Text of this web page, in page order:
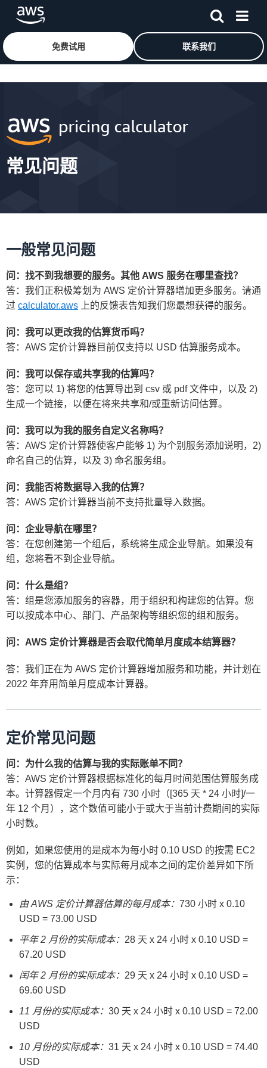
免费试用 联系我们
常见问题
一般常见问题
问：找不到我想要的服务。其他 AWS 服务在哪里查找？
答：我们正积极筹划为 AWS 定价计算器增加更多服务。请通
过 calculator.aws 上的反馈表告知我们您最想获得的服务。
问：我可以更改我的估算货币吗？
答：AWS 定价计算器目前仅支持以 USD 估算服务成本。
问：我可以保存或共享我的估算吗？
答：您可以 1) 将您的估算导出到 csv 或 pdf 文件中，以及 2)
生成一个链接，以便在将来共享和/或重新访问估算。
问：我可以为我的服务自定义名称吗？
答：AWS 定价计算器使客户能够 1) 为个别服务添加说明，2)
命名自己的估算，以及 3) 命名服务组。
问：我能否将数据导入我的估算？
答：AWS 定价计算器当前不支持批量导入数据。
问：企业导航在哪里？
答：在您创建第一个组后，系统将生成企业导航。如果没有
组，您将看不到企业导航。
问：什么是组？
答：组是您添加服务的容器，用于组织和构建您的估算。您
可以按成本中心、部门、产品架构等组织您的组和服务。
问：AWS 定价计算器是否会取代简单月度成本结算器？
答：我们正在为 AWS 定价计算器增加服务和功能，并计划在
2022 年弃用简单月度成本计算器。
定价常见问题
问：为什么我的估算与我的实际账单不同？
答：AWS 定价计算器根据标准化的每月时间范围估算服务成
本。计算器假定一个月内有 730 小时（[365 天 * 24 小时]/一
年 12 个月），这个数值可能小于或大于当前计费期间的实际
小时数。
例如，如果您使用的是成本为每小时 0.10 USD 的按需 EC2
实例，您的估算成本与实际每月成本之间的定价差异如下所
示：
由 AWS 定价计算器估算的每月成本： 730 小时 x 0.10
USD = 73.00 USD
平年 2 月份的实际成本： 28 天 x 24 小时 x 0.10 USD =
67.20 USD
闰年 2 月份的实际成本： 29 天 x 24 小时 x 0.10 USD =
69.60 USD
11 月份的实际成本： 30 天 x 24 小时 x 0.10 USD = 72.00
USD
10 月份的实际成本： 31 天 x 24 小时 x 0.10 USD = 74.40
USD